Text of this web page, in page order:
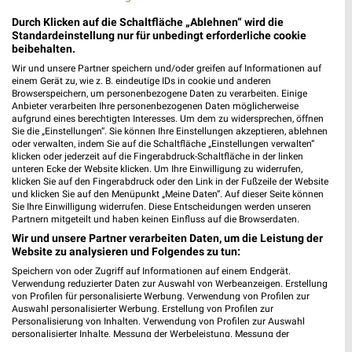
Angebote ab 03.08.
Noch heute gültig
Angebote ab 10.08.
Gültig ab Mo. 10.08.
hagebaumarkt DAS FUTTERHAUS
Durch Klicken auf die Schaltfläche „Ablehnen“ wird die
Standardeinstellung nur für unbedingt erforderliche cookie
beibehalten.
Wir und unsere Partner speichern und/oder greifen auf Informationen auf
einem Gerät zu, wie z. B. eindeutige IDs in cookie und anderen
Browserspeichern, um personenbezogene Daten zu verarbeiten. Einige
Anbieter verarbeiten Ihre personenbezogenen Daten möglicherweise
aufgrund eines berechtigten Interesses. Um dem zu widersprechen, öffnen
Sie die „Einstellungen“. Sie können Ihre Einstellungen akzeptieren, ablehnen
oder verwalten, indem Sie auf die Schaltfläche „Einstellungen verwalten“
klicken oder jederzeit auf die Fingerabdruck-Schaltfläche in der linken
unteren Ecke der Website klicken. Um Ihre Einwilligung zu widerrufen,
klicken Sie auf den Fingerabdruck oder den Link in der Fußzeile der Website
und klicken Sie auf den Menüpunkt „Meine Daten“. Auf dieser Seite können
Sie Ihre Einwilligung widerrufen. Diese Entscheidungen werden unseren
Partnern mitgeteilt und haben keinen Einfluss auf die Browserdaten.
Wir und unsere Partner verarbeiten Daten, um die Leistung der
Website zu analysieren und Folgendes zu tun:
Speichern von oder Zugriff auf Informationen auf einem Endgerät.
Verwendung reduzierter Daten zur Auswahl von Werbeanzeigen. Erstellung
von Profilen für personalisierte Werbung. Verwendung von Profilen zur
Auswahl personalisierter Werbung. Erstellung von Profilen zur
Personalisierung von Inhalten. Verwendung von Profilen zur Auswahl
personalisierter Inhalte. Messung der Werbeleistung. Messung der